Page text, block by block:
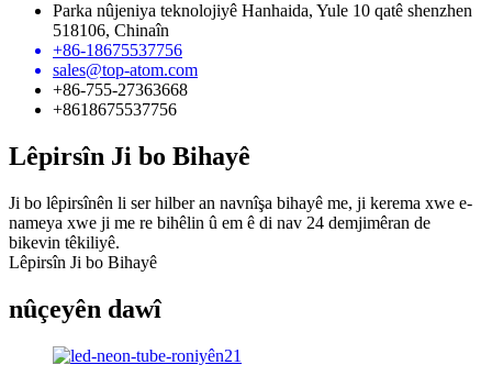
Parka nûjeniya teknolojiyê Hanhaida, Yule 10 qatê shenzhen
518106, Chinaîn
+86-18675537756
sales@top-atom.com
+86-755-27363668
+8618675537756
Lêpirsîn Ji bo Bihayê
Ji bo lêpirsînên li ser hilber an navnîşa bihayê me, ji kerema xwe e-
nameya xwe ji me re bihêlin û em ê di nav 24 demjimêran de
bikevin têkiliyê.
Lêpirsîn Ji bo Bihayê
nûçeyên dawî